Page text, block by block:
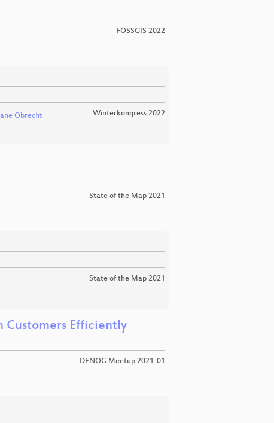
FOSSGIS 2022
Obrecht Winterkongress 2022
State of the Map 2021
State of the Map 2021
Efficiently
DENOG Meetup 2021-01